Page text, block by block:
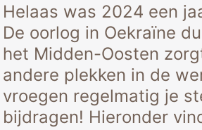
Helaas was 2024 een
De oorlog in Oekraïne
het Midden-Oosten
andere plekken in de
vroegen regelmatig je
bijdragen! Hieronder